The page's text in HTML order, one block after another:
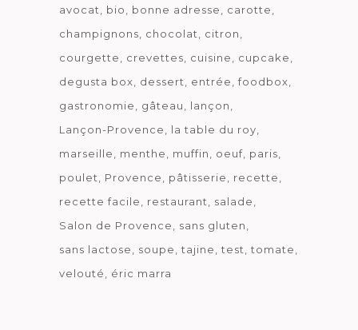
avocat
bio bonne adresse
carotte
champignons
chocolat
citron
courgette
crevettes cuisine
cupcake
degusta box
dessert entrée
foodbox
gastronomie
gâteau
lançon
Lançon-Provence
la table du roy
marseille
menthe muffin oeuf paris
poulet
Provence pâtisserie
recette
recette facile
restaurant
salade
Salon de Provence
sans gluten
sans lactose
soupe tajine test
tomate
velouté
éric marra